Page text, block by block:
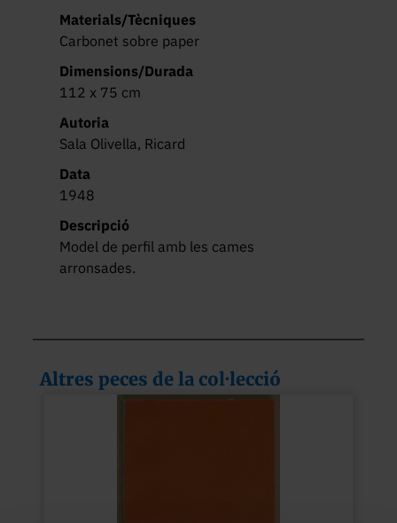
Materials/Tècniques
Carbonet sobre paper
Dimensions/Durada
112 x 75 cm
Autoria
Sala Olivella, Ricard
Data
1948
Descripció
Model de perfil amb les cames
arronsades.
Altres peces de la col·lecció